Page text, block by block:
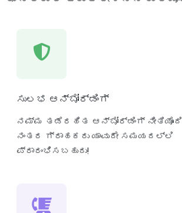
ಸುಲಭ ಆನ್‌ಬೋರ್ಡಿಂಗ್
ನಮ್ಮ ತಡೆರಹಿತ ಆನ್‌ಬೋರ್ಡಿಂಗ್
ನಂತರ ಗ್ರಾಹಕರು ಯಾವುದೇ ಸಮಯದಲ್ಲಿ
ಪ್ರಾರಂಭಿಸಬಹುದು!